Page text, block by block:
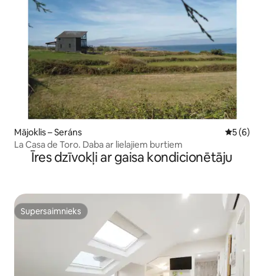
Mājoklis – Seráns Vidējais
5 (6)
La Casa de Toro. Daba ar lielajiem burtiem
Īres dzīvokļi ar gaisa kondicionētāju
Supersaimnieks
Supersaimnieks